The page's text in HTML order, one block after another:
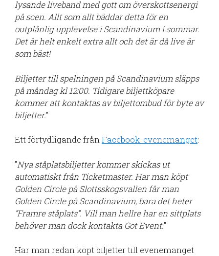
lysande liveband med gott om överskottsenergi
på scen. Allt som allt bäddar detta för en
outplånlig upplevelse i Scandinavium i sommar.
Det är helt enkelt extra allt och det är då live är
som bäst!
Biljetter till spelningen på Scandinavium släpps
på måndag kl 12:00. Tidigare biljettköpare
kommer att kontaktas av biljettombud för byte av
biljetter.”
Ett förtydligande frånFacebook-evenemanget:
”Nya ståplatsbiljetter kommer skickas ut
automatiskt från Ticketmaster. Har man köpt
Golden Circle på Slottsskogsvallen får man
Golden Circle på Scandinavium, bara det heter
”Framre ståplats”. Vill man hellre har en sittplats
behöver man dock kontakta Got Event.”
Har man redan köpt biljetter till evenemanget